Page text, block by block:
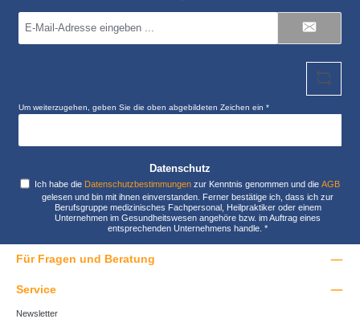
Mail-
Um weiterzugehen, geben Sie die oben abgebildeten Zeichen ein*
Datenschutz
Ich habe die Datenschutzbestimmungen zur Kenntnis genommen und dieAGB
gelesen und bin mit ihnen einverstanden. Ferner bestätige ich, dass ich zur
Berufsgruppe medizinisches Fachpersonal, Heilpraktiker oder einem
Unternehmen im Gesundheitswesen angehöre bzw. im Auftrag eines
entsprechenden Unternehmens handle.*
Für Fragen und Beratung
Service
Newsletter